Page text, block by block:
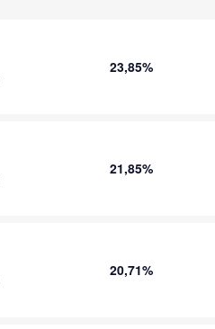
23,85%
21,85%
20,71%